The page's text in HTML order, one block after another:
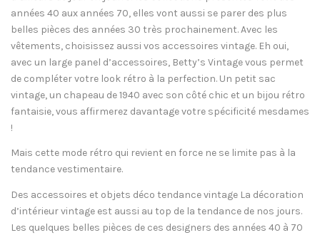
années 40 aux années 70, elles vont aussi se parer des plus
belles pièces des années 30 très prochainement. Avec les
vêtements, choisissez aussi vos accessoires vintage. Eh oui,
avec un large panel d’accessoires, Betty’s Vintage vous permet
de compléter votre look rétro à la perfection. Un petit sac
vintage, un chapeau de 1940 avec son côté chic et un bijou rétro
fantaisie, vous affirmerez davantage votre spécificité mesdames
!
Mais cette mode rétro qui revient en force ne se limite pas à la
tendance vestimentaire.
Des accessoires et objets déco tendance vintage La décoration
d’intérieur vintage est aussi au top de la tendance de nos jours.
Les quelques belles pièces de ces designers des années 40 à 70